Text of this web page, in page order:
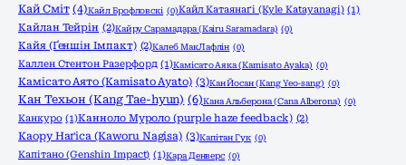
Кай Сміт (4)Кайл Брофловскі (0)Кайл Катаянаґі (Kyle Katayanagi) (1)
Кайлан Тейрін (2)Кайру Сарамадара (Kairu Saramadara) (0)
Кайя (Ґеншін Імпакт) (2)Калеб МакЛафлін (0)
Каллен Стентон Разерфорд (1)Камісато Аяка (Kamisato Ayaka) (0)
Камісато Аято (Kamisato Ayato) (3)Кан Йосан (Kang Yeo-sang) (0)
Кан Техьон (Kang Tae-hyun) (6)Кана Альберона (Cana Alberona) (0)
Канкуро (1)Канноло Муроло (purple haze feedback) (2)
Каору Наґіса (Kaworu Nagisa) (3)Капітан Гук (0)
Капітано (Genshin Impact) (1)Кара Денверс (0)